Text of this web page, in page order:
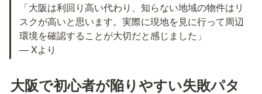
「大阪は利回り高い代わり、知らない地域の物件はリ
スクが高いと思います。実際に現地を見に行って周辺
環境を確認することが大切だと感じました」
— Xより
大阪で初心者が陥りやすい失敗パタ